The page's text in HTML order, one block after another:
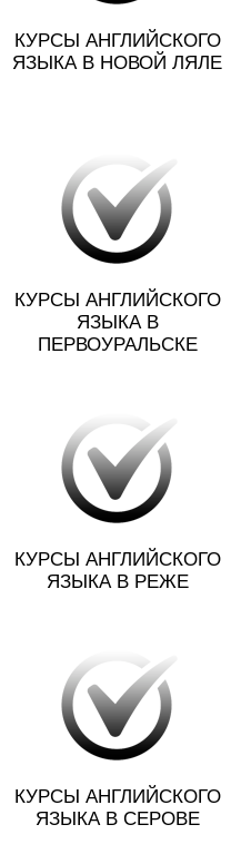
КУРСЫ АНГЛИЙСКОГО
ЯЗЫКА В НОВОЙ ЛЯЛЕ
КУРСЫ АНГЛИЙСКОГО
ЯЗЫКА В
ПЕРВОУРАЛЬСКЕ
КУРСЫ АНГЛИЙСКОГО
ЯЗЫКА В РЕЖЕ
КУРСЫ АНГЛИЙСКОГО
ЯЗЫКА В СЕРОВЕ